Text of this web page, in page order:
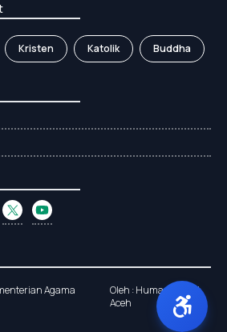
Kristen Katolik Buddha
Agama
Oleh : Humas Kanwil
Aceh